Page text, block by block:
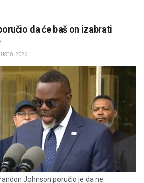
da će baš on izabrati
8, 2026
Johnson poručio je da ne